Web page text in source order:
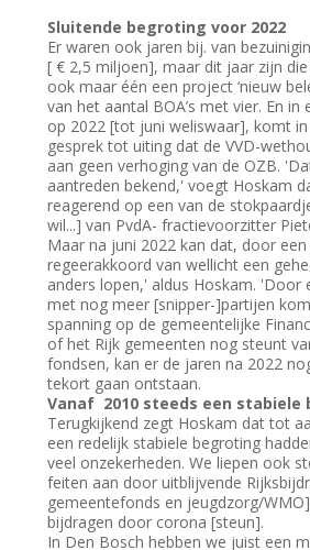
Sluitende begroting voor 2022
Er waren ook jaren bij. van
[ € 2,5 miljoen], maar dit jaar zijn
ook maar één een project ‘nieuw
van het aantal BOA’s met vier. En in
op 2022 [tot juni weliswaar], komt
gesprek tot uiting dat de VVD-
aan geen verhoging van de OZB.
aantreden bekend,' voegt Hoskam
reagerend op een van de
wil...] van PvdA- fractievoorzitter
Maar na juni 2022 kan dat, door
regeerakkoord van wellicht een
anders lopen,' aldus Hoskam. 'Door
met nog meer [snipper-]partijen
spanning op de gemeentelijke
of het Rijk gemeenten nog steunt
fondsen, kan er de jaren na 2022
tekort gaan ontstaan.
Vanaf 2010 steeds een stabiele
Terugkijkend zegt Hoskam dat tot
een redelijk stabiele begroting
veel onzekerheden. We liepen ook
feiten aan door uitblijvende
gemeentefonds en jeugdzorg/
bijdragen door corona [steun].
In Den Bosch hebben we juist een